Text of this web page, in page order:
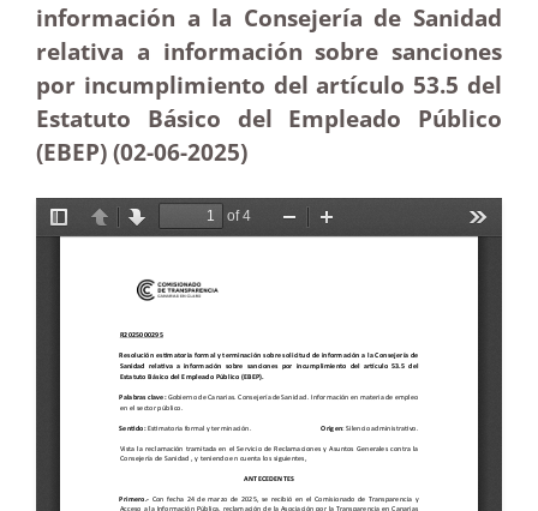
información a la Consejería de Sanidad
relativa a información sobre sanciones
por incumplimiento del artículo 53.5 del
Estatuto Básico del Empleado Público
(EBEP) (02-06-2025)